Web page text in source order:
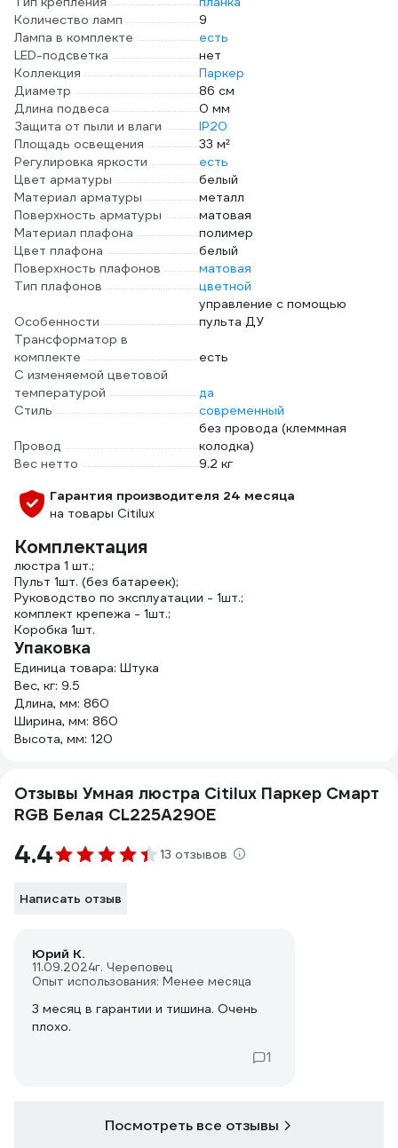
Количество ламп
9
Лампа в комплекте
есть
LED-подсветка
нет
Коллекция
Паркер
Диаметр
86 см
Длина подвеса
0 мм
Защита от пыли и влаги
IP20
Площадь освещения
33 м²
Регулировка яркости
есть
Цвет арматуры
белый
Материал арматуры
металл
Поверхность арматуры
матовая
Материал плафона
полимер
Цвет плафона
белый
Поверхность плафонов
матовая
Тип плафонов
цветной
Особенности
управление с помощью
пульта ДУ
Трансформатор в
комплекте
есть
С изменяемой цветовой
температурой
да
Стиль
современный
Провод
без провода (клеммная
колодка)
Вес нетто
9.2 кг
Гарантия производителя 24 месяца
на товары Citilux
Комплектация
люстра 1 шт.;
Пульт 1шт. (без батареек);
Руководство по эксплуатации - 1шт.;
комплект крепежа - 1шт.;
Коробка 1шт.
Упаковка
Единица товара: Штука
Вес, кг: 9.5
Длина, мм: 860
Ширина, мм: 860
Высота, мм: 120
Отзывы Умная люстра Citilux Паркер Смарт
RGB Белая CL225A290E
4.4 13 отзывов
Написать отзыв
Юрий К.
11.09.2024г. Череповец
Опыт использования: Менее месяца
3 месяц в гарантии и тишина. Очень
плохо.
1
Посмотреть все отзывы